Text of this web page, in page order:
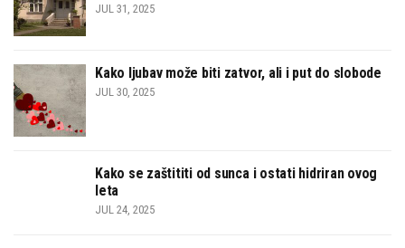
JUL 31, 2025
Kako ljubav može biti zatvor, ali i put do slobode
JUL 30, 2025
Kako se zaštititi od sunca i ostati hidriran ovog
leta
JUL 24, 2025